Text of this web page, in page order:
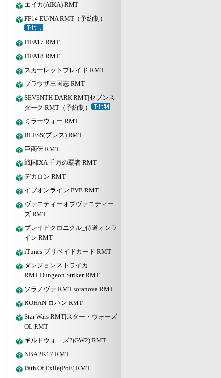
エイカ(AIKA) RMT
FF14 EU/NA RMT（予約制）
FIFA17 RMT
FIFA18 RMT
スカーレットブレイド RMT
ブラウザ三国志 RMT
SEVENTH DARK RMT|セブンス
ダーク RMT（予約制）
ミラーウォー RMT
BLESS(ブレス) RMT
巨商伝 RMT
戦国IXA 千万の覇者 RMT
デカロン RMT
イブオンライン|EVE RMT
ヴァニティーオブヴァニティー
ズ RMT
ブレイドクロニクル_侍道オンラ
イン RMT
iTunes プリペイドカード RMT
ダンジョンストライカー
RMT|Dungeon Striker RMT
ソラノヴァ RMT|soranova RMT
ROHAN|ロハン RMT
Star Wars RMT|スター・ウォーズ
OL RMT
ギルドウォーズ2(GW2) RMT
NBA 2K17 RMT
Path Of Exile(PoE) RMT